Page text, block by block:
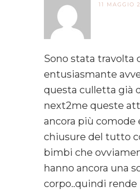
11 MAGGIO
Sono stata travolta
entusiasmante
questa culletta già
next2me queste
ancora più comode
chiusure del tutto
bimbi che
hanno ancora una
corpo..quindi rende